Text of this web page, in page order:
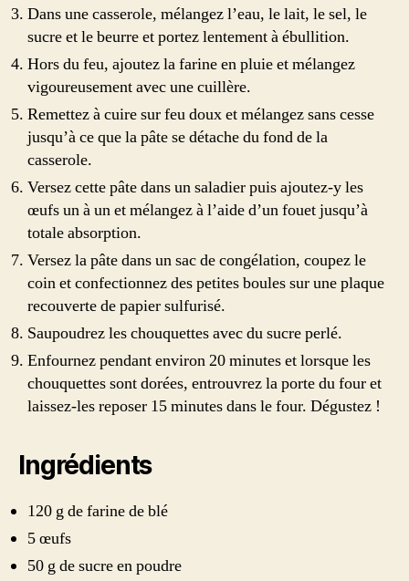
Dans une casserole, mélangez l’eau, le lait, le sel, le
sucre et le beurre et portez lentement à ébullition.
Hors du feu, ajoutez la farine en pluie et mélangez
vigoureusement avec une cuillère.
Remettez à cuire sur feu doux et mélangez sans cesse
jusqu’à ce que la pâte se détache du fond de la
casserole.
Versez cette pâte dans un saladier puis ajoutez-y les
œufs un à un et mélangez à l’aide d’un fouet jusqu’à
totale absorption.
Versez la pâte dans un sac de congélation, coupez le
coin et confectionnez des petites boules sur une plaque
recouverte de papier sulfurisé.
Saupoudrez les chouquettes avec du sucre perlé.
Enfournez pendant environ 20 minutes et lorsque les
chouquettes sont dorées, entrouvrez la porte du four et
laissez-les reposer 15 minutes dans le four. Dégustez !
Ingrédients
120 g de farine de blé
5 œufs
50 g de sucre en poudre